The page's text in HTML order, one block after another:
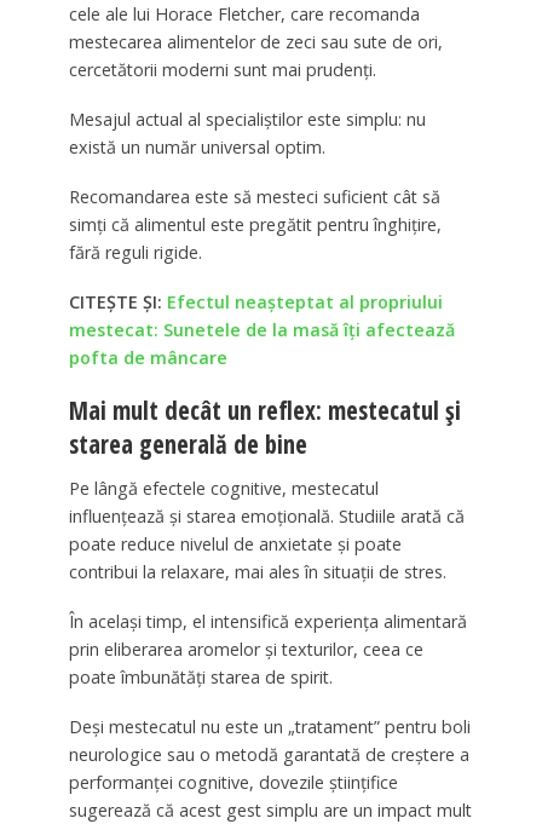
cele ale lui Horace Fletcher, care recomanda
mestecarea alimentelor de zeci sau sute de ori,
cercetătorii moderni sunt mai prudenți.
Mesajul actual al specialiștilor este simplu: nu
există un număr universal optim.
Recomandarea este să mesteci suficient cât să
simți că alimentul este pregătit pentru înghițire,
fără reguli rigide.
CITEȘTE ȘI: Efectul neaşteptat al propriului
mestecat: Sunetele de la masă îţi afectează
pofta de mâncare
Mai mult decât un reflex: mestecatul și
starea generală de bine
Pe lângă efectele cognitive, mestecatul
influențează și starea emoțională. Studiile arată că
poate reduce nivelul de anxietate și poate
contribui la relaxare, mai ales în situații de stres.
În același timp, el intensifică experiența alimentară
prin eliberarea aromelor și texturilor, ceea ce
poate îmbunătăți starea de spirit.
Deși mestecatul nu este un „tratament” pentru boli
neurologice sau o metodă garantată de creștere a
performanței cognitive, dovezile științifice
sugerează că acest gest simplu are un impact mult